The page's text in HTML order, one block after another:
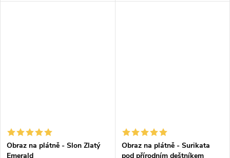
Obraz na plátně - Slon Zlatý
Emerald
Obraz na plátně - Surikata
pod přírodním deštníkem